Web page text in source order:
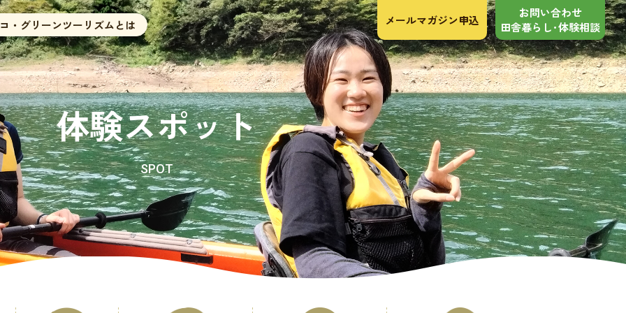
・グリーンツーリズムとは メールマガジン申込
お問い合わせ
田舎暮らし･体験相談
体験スポット
SPOT